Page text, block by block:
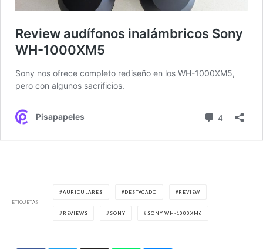
ETIQUETAS
AURICULARES DESTACADO REVIEW
REVIEWS SONY SONY WH-1000XM6